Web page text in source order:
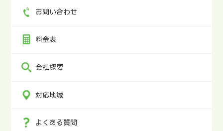
が便利です。ただし、利用する業者によって料金が大幅
に異なるので、相見積もりをおすすめします。不用品回
すすめです。リサイクルショップを利用して処分する不
却処分できることもあります。ただし、机や椅子を大量
るのは手間がかかるので、運搬手段がない場合は出張買
めです。リサイクルショップで引き取ってもらえるのは
お問い合わせ
料金表
会社概要
対応地域
よくある質問